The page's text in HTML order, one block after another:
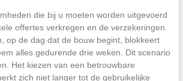
die bij u moeten worden uitgevoerd
offertes verkregen en de verzekeringen
op de dag dat de bouw begint, blokkeert
alles gedurende drie weken. Dit scenario
Het kiezen van een betrouwbare
zich niet langer tot de gebruikelijke